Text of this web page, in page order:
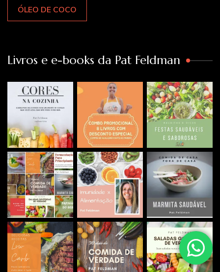
ÓLEO DE COCO
Livros e e-books da Pat Feldman